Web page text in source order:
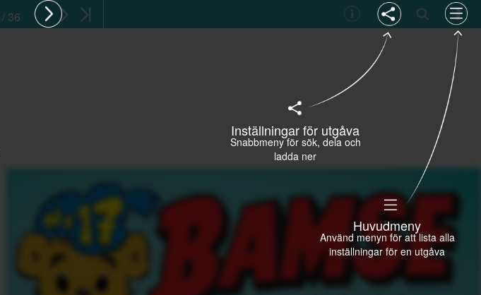
Huvudmeny
Använd menyn för att lista alla
inställningar för en utgåva
Inställningar för utgåva
Snabbmeny för sök, dela och
ladda ner
1 / 36